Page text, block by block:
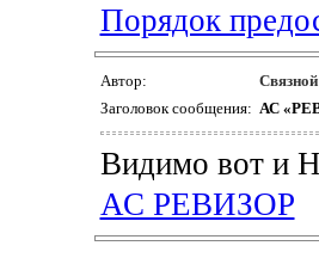
Порядок
Автор:
Заголовок сообщения: АС
Видимо вот и
АС РЕВИЗОР